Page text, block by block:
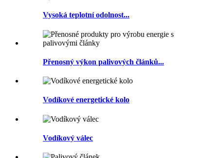
Vysoká teplotní odolnost...
Přenosný výkon palivových článků...
Vodíkové energetické kolo
Vodíkový válec